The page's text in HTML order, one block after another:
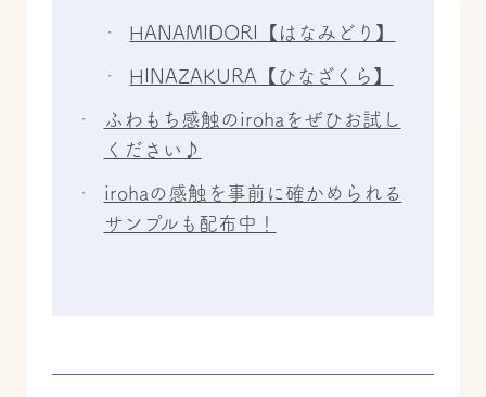
HANAMIDORI【はなみどり】
HINAZAKURA【ひなざくら】
ふわもち感触のirohaをぜひお試し
ください♪
irohaの感触を事前に確かめられる
サンプルも配布中！